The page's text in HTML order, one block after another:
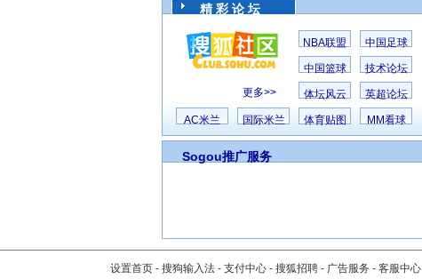
精 彩 论 坛
更多>>
NBA联盟 中国足球
中国篮球 技术论坛
体坛风云 英超论坛
AC米兰 国际米兰 体育贴图 MM看球
Sogou推广服务
设置首页 - 搜狗输入法 - 支付中心 - 搜狐招聘 - 广告服务 - 客服中心